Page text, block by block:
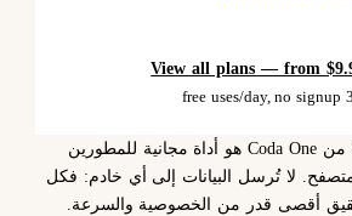
View all plans — from
3 free uses/day, no signup
محوّل CSV إلى JSON من Coda One هو أداة مجانية للمطورين
لا تُرسل البيانات إلى أي خادم: فكل
أقصى قدر من الخصوصية والسرعة.